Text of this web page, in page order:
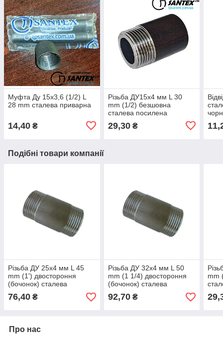
Муфта Ду 15х3,6 (1/2) L
28 mm сталева приварна
14,40 ₴
Різьба ДУ15х4 мм L 30
mm (1/2) безшовна
сталева посилена
29,30₴
Подібні товари компанії
Різьба ДУ 25х4 мм L 45
mm (1') двостороння
(бочонок) сталева
безшовна
76,40 ₴
Різьба ДУ 32х4 мм L 50
mm (1 1/4) двостороння
(бочонок) сталева
безшовна
92,70₴
mm
Про нас